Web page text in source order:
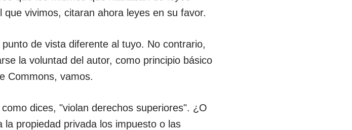
vivimos, citaran ahora leyes en su favor.
de vista diferente al tuyo. No contrario,
la voluntad del autor, como principio básico
Commons, vamos.
dices, "violan derechos superiores". ¿O
propiedad privada los impuesto o las